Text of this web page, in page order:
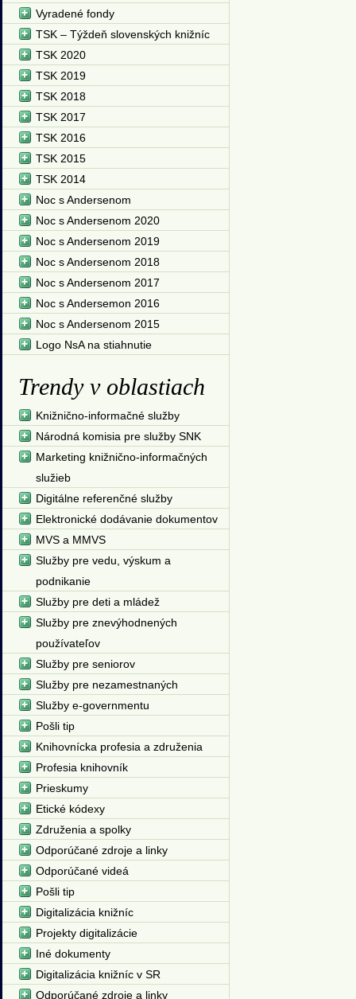
Vyradené fondy
TSK – Týždeň slovenských knižníc
TSK 2020
TSK 2019
TSK 2018
TSK 2017
TSK 2016
TSK 2015
TSK 2014
Noc s Andersenom
Noc s Andersenom 2020
Noc s Andersenom 2019
Noc s Andersenom 2018
Noc s Andersenom 2017
Noc s Andersemon 2016
Noc s Andersenom 2015
Logo NsA na stiahnutie
Trendy v oblastiach
Knižnično-informačné služby
Národná komisia pre služby SNK
Marketing knižnično-informačných
služieb
Digitálne referenčné služby
Elektronické dodávanie dokumentov
MVS a MMVS
Služby pre vedu, výskum a
podnikanie
Služby pre deti a mládež
Služby pre znevýhodnených
používateľov
Služby pre seniorov
Služby pre nezamestnaných
Služby e-governmentu
Pošli tip
Knihovnícka profesia a združenia
Profesia knihovník
Prieskumy
Etické kódexy
Združenia a spolky
Odporúčané zdroje a linky
Odporúčané videá
Pošli tip
Digitalizácia knižníc
Projekty digitalizácie
Iné dokumenty
Digitalizácia knižníc v SR
Odporúčané zdroje a linky